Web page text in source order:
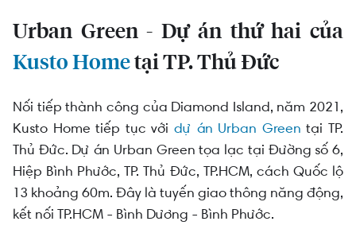
Urban Green - Dự án thứ hai của
Kusto Hometại TP. Thủ Đức
Nối tiếp thành công của Diamond Island, năm 2021,
Kusto Home tiếp tục với dự án Urban Green tại TP.
Thủ Đức. Dự án Urban Green tọa lạc tại Đường số 6,
Hiệp Bình Phước, TP. Thủ Đức, TP.HCM, cách Quốc lộ
13 khoảng 60m. Đây là tuyến giao thông năng động,
kết nối TP.HCM - Bình Dương - Bình Phước.